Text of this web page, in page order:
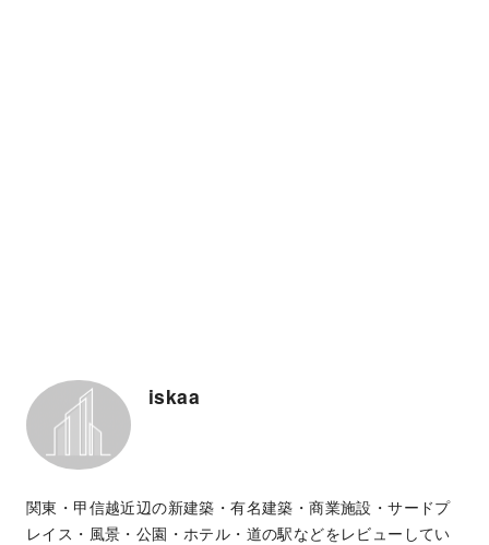
iskaa
関東・甲信越近辺の新建築・有名建築・商業施設・サードプ
レイス・風景・公園・ホテル・道の駅などをレビューしてい